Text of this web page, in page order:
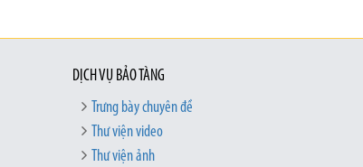
DỊCH VỤ BẢO TÀNG
Trưng bày chuyên đề
Thư viện video
Thư viện ảnh